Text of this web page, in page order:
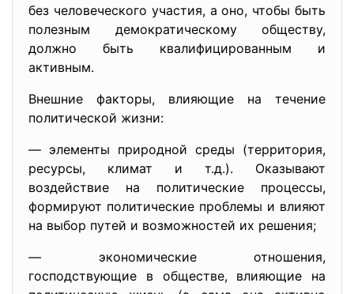
без человеческого участия, а оно, чтобы быть
полезным демократическому обществу,
должно быть квалифицированным и
активным.
Внешние факторы, влияющие на течение
политической жизни:
— элементы природной среды (территория,
ресурсы, климат и т.д.). Оказывают
воздействие на политические процессы,
формируют политические проблемы и влияют
на выбор путей и возможностей их решения;
— экономические отношения,
господствующие в обществе, влияющие на